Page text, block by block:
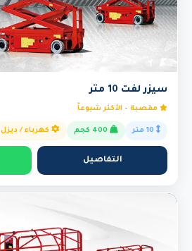
سيزر لفت 10 متر
مقصية - الأكثر شيوعاً
كهرباء / ديزل
التفاصيل